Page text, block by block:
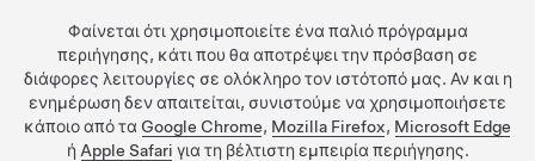
Φαίνεται ότι χρησιμοποιείτε ένα παλιό πρόγραμμα
περιήγησης, κάτι που θα αποτρέψει την πρόσβαση σε
διάφορες λειτουργίες σε ολόκληρο τον ιστότοπό μας. Αν και η
ενημέρωση δεν απαιτείται, συνιστούμε να χρησιμοποιήσετε
κάποιο από τα Google Chrome, Mozilla Firefox, Microsoft Edge
ή Apple Safari για τη βέλτιστη εμπειρία περιήγησης.